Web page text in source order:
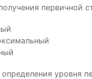
первичной
уровня